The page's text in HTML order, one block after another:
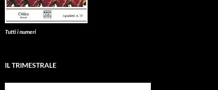
Tutti i numeri
IL TRIMESTRALE